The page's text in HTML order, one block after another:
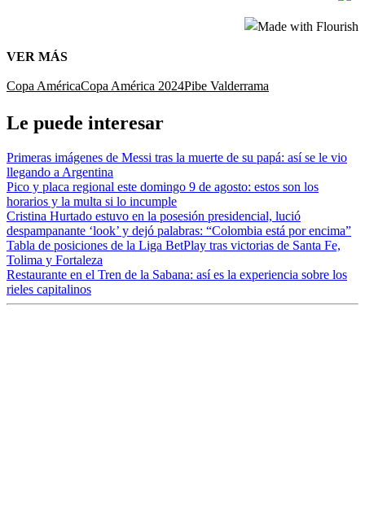
VER MÁS
Copa AméricaCopa América 2024Pibe Valderrama
Le puede interesar
Primeras imágenes de Messi tras la muerte de su papá: así se le vio
llegando a Argentina
Pico y placa regional este domingo 9 de agosto: estos son los
horarios y la multa si lo incumple
Cristina Hurtado estuvo en la posesión presidencial, lució
despampanante ‘look’ y dejó palabras: “Colombia está por encima”
Tabla de posiciones de la Liga BetPlay tras victorias de Santa Fe,
Tolima y Fortaleza
Restaurante en el Tren de la Sabana: así es la experiencia sobre los
rieles capitalinos